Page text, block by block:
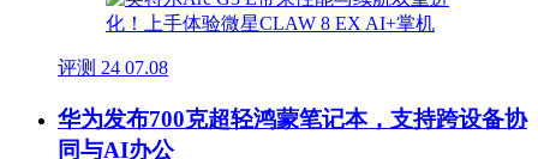
评测 24 07.08
华为发布700克超轻鸿蒙笔记本，支持跨设备协
同与AI办公